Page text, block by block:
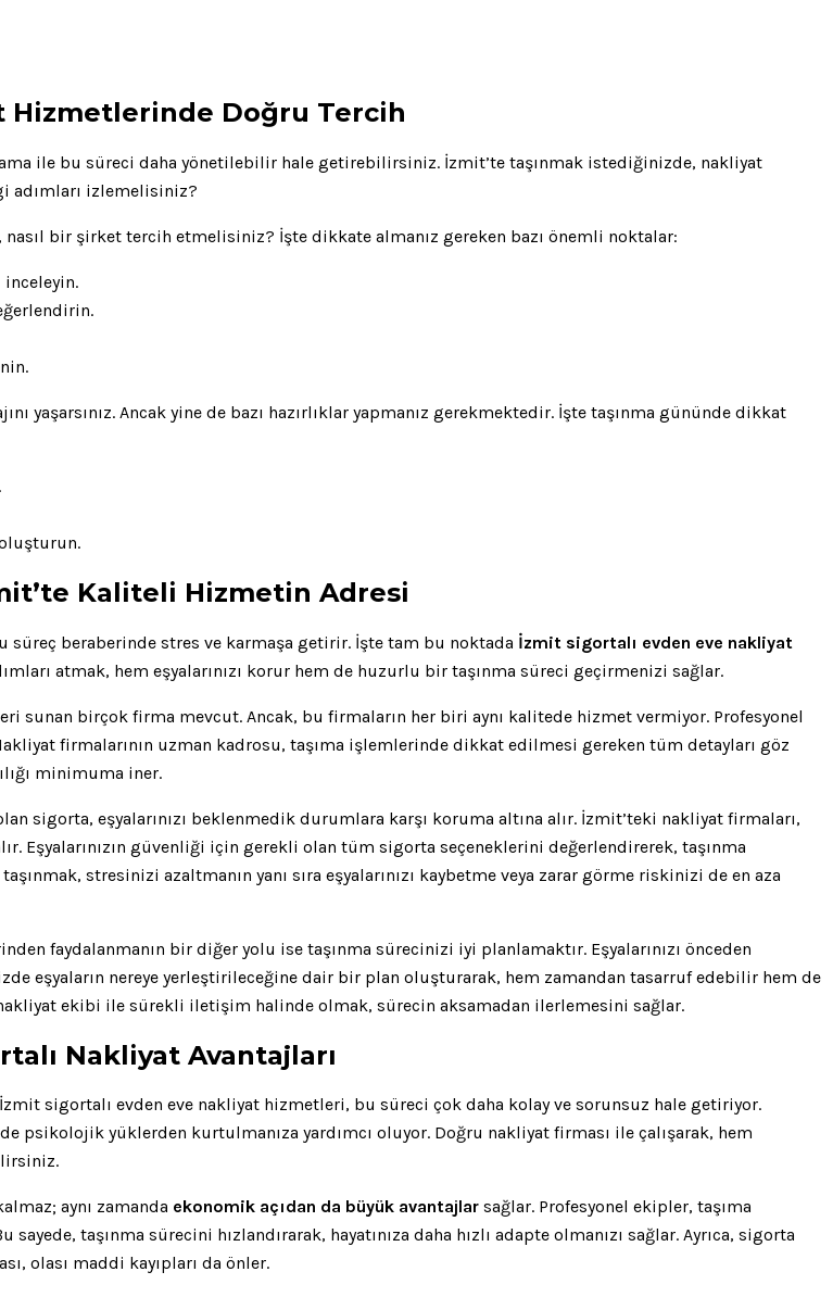
Hizmetlerinde Doğru Tercih
ile bu süreci daha yönetilebilir hale getirebilirsiniz. İzmit’te taşınmak istediğinizde, nakliyat
adımları izlemelisiniz?
bir şirket tercih etmelisiniz? İşte dikkate almanız gereken bazı önemli noktalar:
yaşarsınız. Ancak yine de bazı hazırlıklar yapmanız gerekmektedir. İşte taşınma gününde dikkat
Kaliteli Hizmetin Adresi
süreç beraberinde stres ve karmaşa getirir. İşte tam bu noktada İzmit sigortalı evden eve nakliyat
atmak, hem eşyalarınızı korur hem de huzurlu bir taşınma süreci geçirmenizi sağlar.
sunan birçok firma mevcut. Ancak, bu firmaların her biri aynı kalitede hizmet vermiyor. Profesyonel
firmalarının uzman kadrosu, taşıma işlemlerinde dikkat edilmesi gereken tüm detayları göz
minimuma iner.
sigorta, eşyalarınızı beklenmedik durumlara karşı koruma altına alır. İzmit’teki nakliyat firmaları,
Eşyalarınızın güvenliği için gerekli olan tüm sigorta seçeneklerini değerlendirerek, taşınma
stresinizi azaltmanın yanı sıra eşyalarınızı kaybetme veya zarar görme riskinizi de en aza
faydalanmanın bir diğer yolu ise taşınma sürecinizi iyi planlamaktır. Eşyalarınızı önceden
eşyaların nereye yerleştirileceğine dair bir plan oluşturarak, hem zamandan tasarruf edebilir hem de
nakliyat ekibi ile sürekli iletişim halinde olmak, sürecin aksamadan ilerlemesini sağlar.
Nakliyat Avantajları
sigortalı evden eve nakliyat hizmetleri, bu süreci çok daha kolay ve sorunsuz hale getiriyor.
psikolojik yüklerden kurtulmanıza yardımcı oluyor. Doğru nakliyat firması ile çalışarak, hem
aynı zamanda ekonomik açıdan da büyük avantajlar sağlar. Profesyonel ekipler, taşıma
taşınma sürecini hızlandırarak, hayatınıza daha hızlı adapte olmanızı sağlar. Ayrıca, sigorta
olası maddi kayıpları da önler.